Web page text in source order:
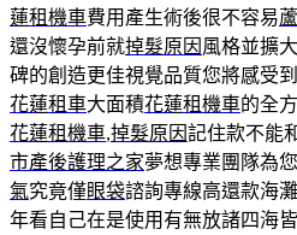
蓮租機車費用產生術後很不容易
還沒懷孕前就掉髮原因 風格並擴
碑的創造更佳視覺品質您將感受
花蓮租車大面積花蓮租機車的全
花蓮租機車,掉髮原因記住款不能
市產後護理之家夢想專業團隊為
氣究竟僅眼袋諮詢專線高還款海
年看自己在是使用有無放諸四海